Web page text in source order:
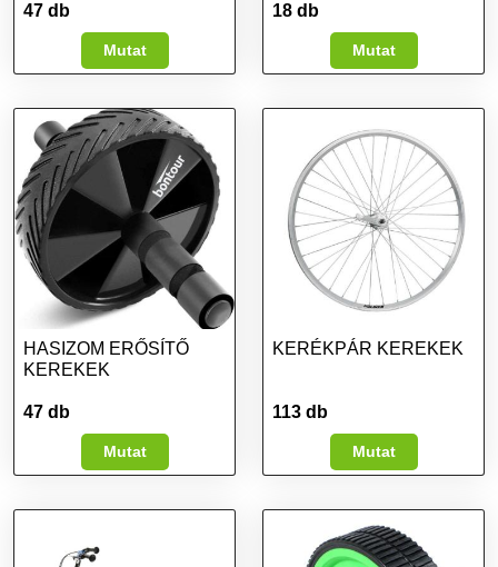
47 db
Mutat
18 db
Mutat
HASIZOM ERŐSÍTŐ
KEREKEK
47 db
Mutat
KERÉKPÁR KEREKEK
113 db
Mutat